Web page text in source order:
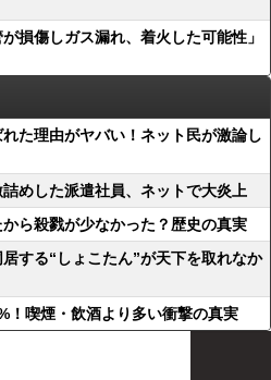
損傷しガス漏れ、着火した可能性」
た理由がヤバい！ネット民が激論し
めした派遣社員、ネットで大炎上
から殺戮が少なかった？歴史の真実
する“しょこたん”が天下を取れなか
！喫煙・飲酒より多い衝撃の真実